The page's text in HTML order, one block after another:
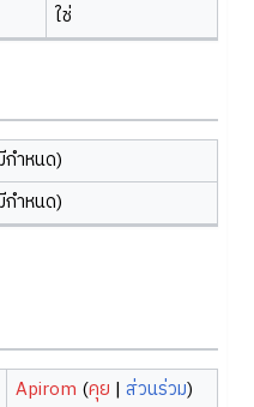
ใช่
ำหนด)
ำหนด)
Apirom (คุย |ส่วนร่วม)